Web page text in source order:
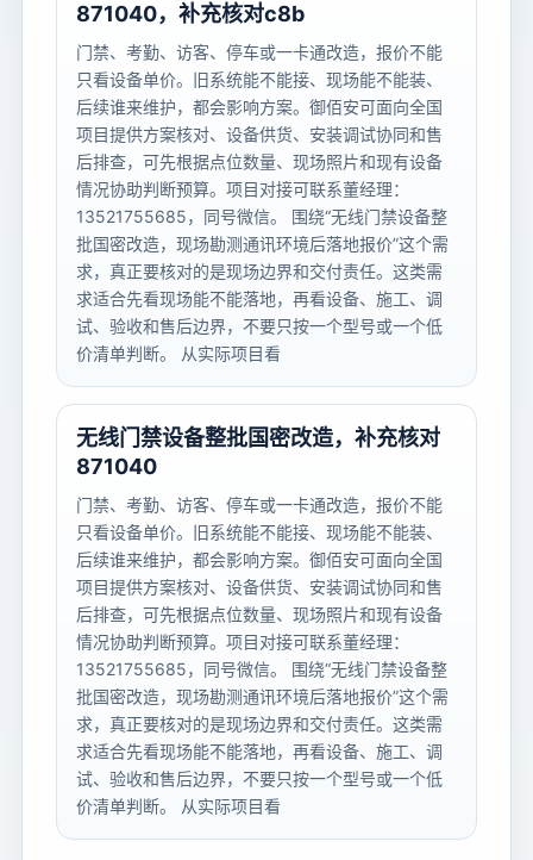
871040，补充核对c8b
门禁、考勤、访客、停车或一卡通改造，报价不能
只看设备单价。旧系统能不能接、现场能不能装、
后续谁来维护，都会影响方案。御佰安可面向全国
项目提供方案核对、设备供货、安装调试协同和售
后排查，可先根据点位数量、现场照片和现有设备
情况协助判断预算。项目对接可联系董经理：
13521755685，同号微信。 围绕“无线门禁设备整
批国密改造，现场勘测通讯环境后落地报价”这个需
求，真正要核对的是现场边界和交付责任。这类需
求适合先看现场能不能落地，再看设备、施工、调
试、验收和售后边界，不要只按一个型号或一个低
价清单判断。 从实际项目看
无线门禁设备整批国密改造，补充核对
871040
门禁、考勤、访客、停车或一卡通改造，报价不能
只看设备单价。旧系统能不能接、现场能不能装、
后续谁来维护，都会影响方案。御佰安可面向全国
项目提供方案核对、设备供货、安装调试协同和售
后排查，可先根据点位数量、现场照片和现有设备
情况协助判断预算。项目对接可联系董经理：
13521755685，同号微信。 围绕“无线门禁设备整
批国密改造，现场勘测通讯环境后落地报价”这个需
求，真正要核对的是现场边界和交付责任。这类需
求适合先看现场能不能落地，再看设备、施工、调
试、验收和售后边界，不要只按一个型号或一个低
价清单判断。 从实际项目看